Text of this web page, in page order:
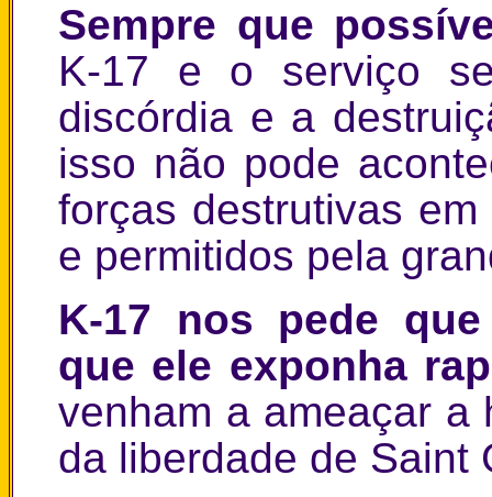
Sempre que
K-17 e o serviço
discórdia e a
isso não pode
forças destrutivas
e permitidos pela
K-17 nos pede
que ele exponha
venham a ameaçar a
da liberdade de Saint